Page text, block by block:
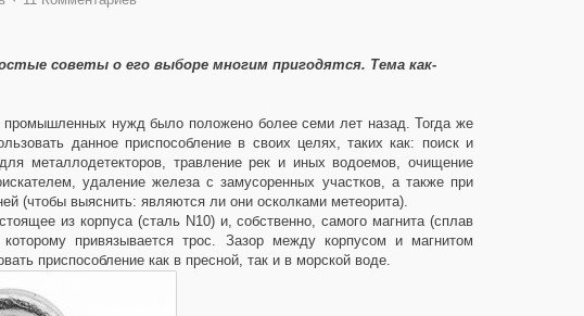
советы о его выборе многим пригодятся. Тема как-
нужд было положено более семи лет назад. Тогда же
данное приспособление в своих целях, таких как: поиск и
металлодетекторов, травление рек и иных водоемов, очищение
удаление железа с замусоренных участков, а также при
(чтобы выяснить: являются ли они осколками метеорита).
из корпуса (сталь N10) и, собственно, самого магнита (сплав
привязывается трос. Зазор между корпусом и магнитом
приспособление как в пресной, так и в морской воде.